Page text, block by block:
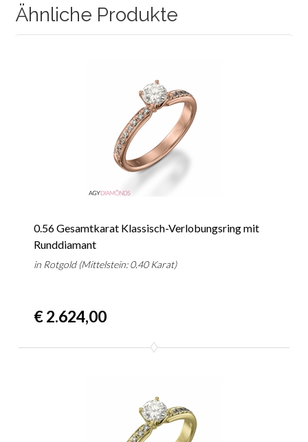
Ähnliche Produkte
0.56 Gesamtkarat Klassisch-Verlobungsring mit
Runddiamant
in Rotgold (Mittelstein: 0.40 Karat)
€ 2.624,00